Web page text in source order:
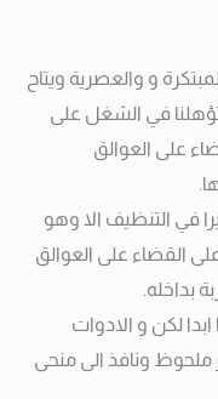
و والعصرية ويتاح
تؤهلنا في الشغل على
على العوالق
في التنظيف الا وهو
القضاء على العوالق
بداخله.
لكن و الادوات
ملحوظ ونافذ الى منحى